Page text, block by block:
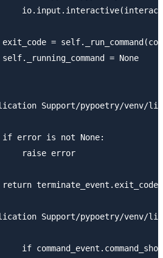
=
= None
Support/pypoetry/venv/
error is not None:
raise error
terminate_event.exit_code
Support/pypoetry/venv/
if